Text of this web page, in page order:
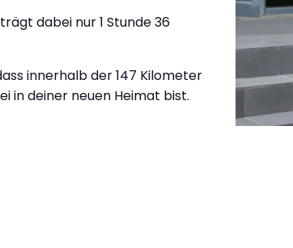
dabei nur 1 Stunde 36
innerhalb der 147 Kilometer
in deiner neuen Heimat bist.